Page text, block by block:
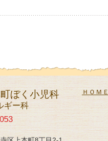
ぼく小児科
ギー科
ＨＯＭＥ